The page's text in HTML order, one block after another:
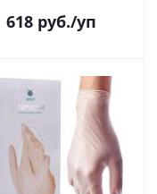
618руб./уп